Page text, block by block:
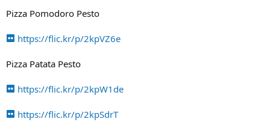
Pizza Pomodoro Pesto
https://flic.kr/p/2kpVZ6e
Pizza Patata Pesto
https://flic.kr/p/2kpW1de
https://flic.kr/p/2kpSdrT